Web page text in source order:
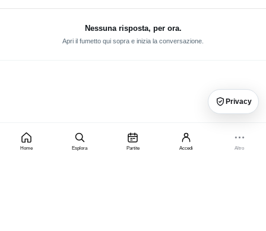
Nessuna risposta, per ora.
Apri il fumetto qui sopra e inizia la conversazione.
Home Esplora Partite Accedi Altro
Privacy